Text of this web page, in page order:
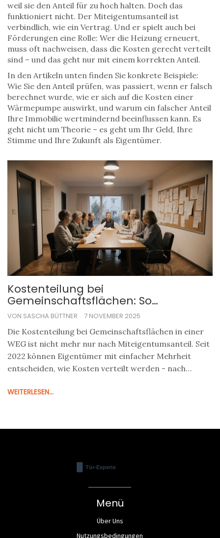
weil sie den Anteil für zu hoch halten. Doch das
funktioniert nicht. Der Miteigentumsanteil ist
verbindlich, wie ein Vertrag. Und er spielt auch bei
Förderungen eine Rolle: Wer die Heizung erneuert,
muss oft nachweisen, dass die Kosten gerecht verteilt
sind – und das geht nur mit einem korrekten Anteil.
In den Artikeln unten finden Sie konkrete Beispiele:
Wie Sie den Anteil prüfen, was passiert, wenn er falsch
berechnet wurde, wie er sich auf die Kosten einer
Wärmepumpe auswirkt, und warum ein falscher Anteil
Ihre Immobilie wertmindernd beeinflussen kann. Es
geht nicht um Theorie – es geht um Ihr Geld, Ihre
Stimme und Ihre Zukunft als Eigentümer.
Kostenteilung bei
Gemeinschaftsflächen: So
funktioniert die WEG-Beschlusskraft
VON SASCHA BÜTTNER 7 NOVEMBER 2025
Die Kostenteilung bei Gemeinschaftsflächen in einer
WEG ist nicht mehr nur nach Miteigentumsanteil. Seit
2022 können Eigentümer mit einfacher Mehrheit
entscheiden, wie Kosten verteilt werden - nach
Sie, wie es funktioniert.
WEITERLESEN...
Menü
Über Uns
Nutzungsbedingungen